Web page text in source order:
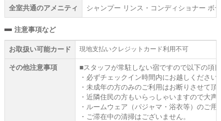
全室共通のアメニティ シャンプー リンス・コンディショナー ボ
注意事項など
お取扱い可能カード 現地支払いクレジットカード利用不可
その他注意事項
■スタッフが常駐しない宿ですので以下の項
・必ずチェックイン時間内にお越しくださ
・未成年の方のみのご利用はお断りさせて頂
・近隣住民の方もいらっしゃいますので大
・ルームウェア（パジャマ・浴衣等）のご用
・ご滞在中の清掃はございません。